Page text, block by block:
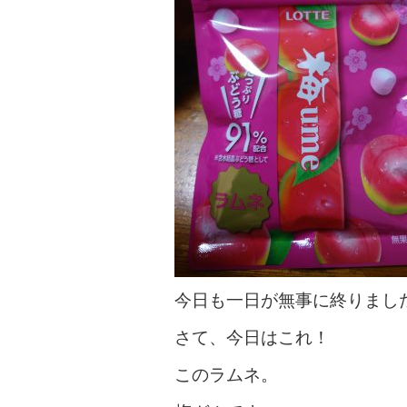
今日も一日が無事に終りまし
さて、今日はこれ！
このラムネ。